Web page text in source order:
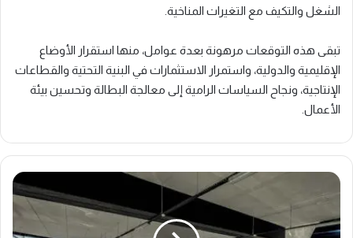
الشغل والتكيف مع التغيرات المناخية.
تبقى هذه التوقعات مرهونة بعدة عوامل، منها استقرار الأوضاع
الإقليمية والدولية، واستمرار الاستثمارات في البنية التحتية والقطاعات
الإنتاجية، ونجاح السياسات الرامية إلى معالجة البطالة وتحسين بيئة
الأعمال.
مبيعات
السيارات
المغرب